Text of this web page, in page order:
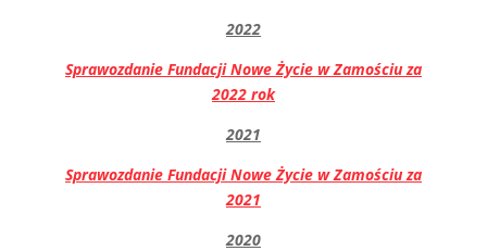
2022
Sprawozdanie Fundacji Nowe Życie w Zamościu za
2022 rok
2021
Sprawozdanie Fundacji Nowe Życie w Zamościu za
2021
2020